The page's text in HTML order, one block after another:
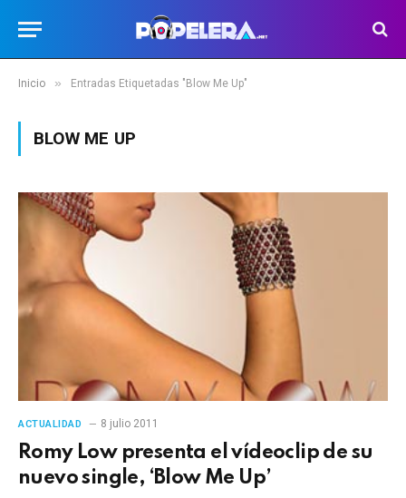
Inicio » Entradas Etiquetadas "Blow Me Up"
BLOW ME UP
ACTUALIDAD 8 julio 2011
Romy Low presenta el vídeoclip de su
nuevo single, ‘Blow Me Up’